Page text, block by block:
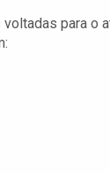
para o